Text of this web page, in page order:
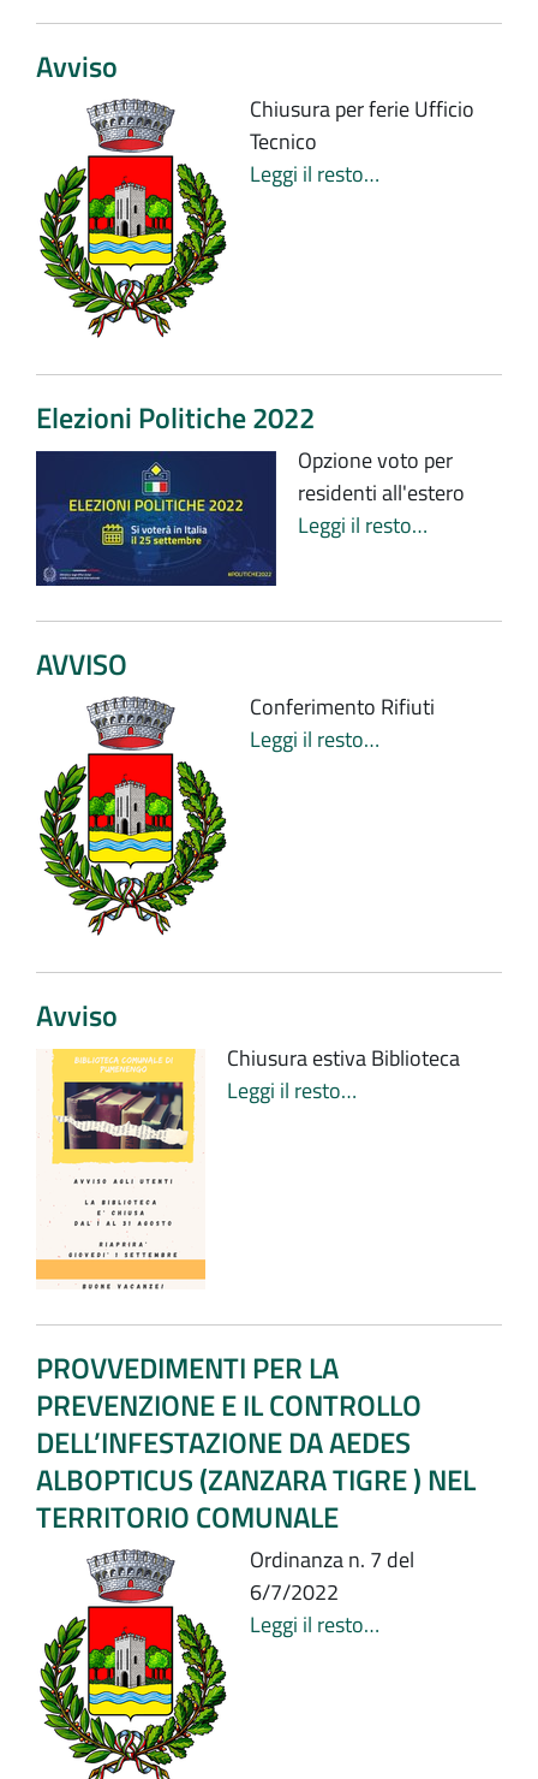
Avviso
Chiusura per ferie Ufficio
Tecnico
Leggi il resto…
Elezioni Politiche 2022
Opzione voto per
residenti all'estero
Leggi il resto…
AVVISO
Conferimento Rifiuti
Leggi il resto…
Avviso
Chiusura estiva Biblioteca
Leggi il resto…
PROVVEDIMENTI PER LA
PREVENZIONE E IL CONTROLLO
DELL’INFESTAZIONE DA AEDES
ALBOPTICUS (ZANZARA TIGRE ) NEL
TERRITORIO COMUNALE
Ordinanza n. 7 del
6/7/2022
Leggi il resto…